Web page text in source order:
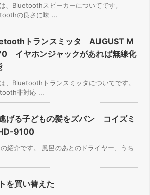
、Bluetoothスピーカーについてです。
の良さに味 ...
トランスミッタ AUGUST M
イヤホンジャックがあれば無線化
、Bluetoothトランスミッタについてです。
非対応 ...
げる子どもの髪をズバン コイズミ
9100
紹介です。 風呂のあとのドライヤー、うち
を買い替えた